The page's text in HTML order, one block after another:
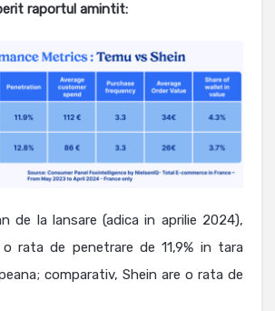
raportul amintit:
de la lansare (adica in aprilie 2024),
o rata de penetrare de 11,9% in tara
comparativ, Shein are o rata de